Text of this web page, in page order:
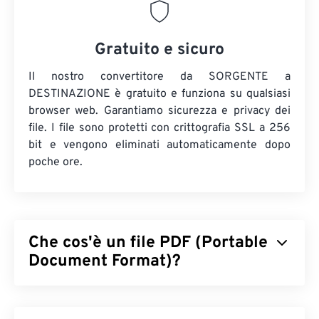
Gratuito e sicuro
Il nostro convertitore da SORGENTE a
DESTINAZIONE è gratuito e funziona su qualsiasi
browser web. Garantiamo sicurezza e privacy dei
file. I file sono protetti con crittografia SSL a 256
bit e vengono eliminati automaticamente dopo
poche ore.
Che cos'è un file PDF (Portable
Document Format)?